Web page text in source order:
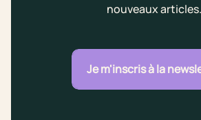
nouveaux articles.
Je m'inscris à la